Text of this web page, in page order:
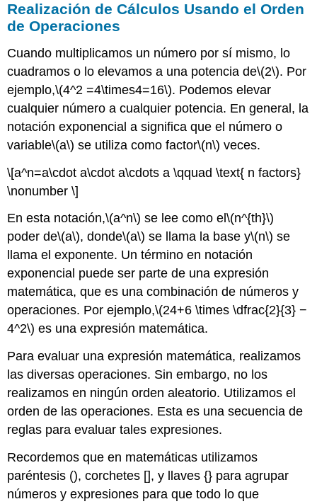
Realización de Cálculos Usando el Orden
de Operaciones
Cuando multiplicamos un número por sí mismo, lo
cuadramos o lo elevamos a una potencia de\(2\). Por
ejemplo,\(4^2 =4\times4=16\). Podemos elevar
cualquier número a cualquier potencia. En general, la
notación exponencial a significa que el número o
variable\(a\) se utiliza como factor\(n\) veces.
\[a^n=a\cdot a\cdot a\cdots a \qquad \text{ n factors}
\nonumber \]
En esta notación,\(a^n\) se lee como el\(n^{th}\)
poder de\(a\), donde\(a\) se llama la base y\(n\) se
llama el exponente. Un término en notación
exponencial puede ser parte de una expresión
matemática, que es una combinación de números y
operaciones. Por ejemplo,\(24+6 \times \dfrac{2}{3} −
4^2\) es una expresión matemática.
Para evaluar una expresión matemática, realizamos
las diversas operaciones. Sin embargo, no los
realizamos en ningún orden aleatorio. Utilizamos el
orden de las operaciones. Esta es una secuencia de
reglas para evaluar tales expresiones.
Recordemos que en matemáticas utilizamos
paréntesis (), corchetes [], y llaves {} para agrupar
números y expresiones para que todo lo que